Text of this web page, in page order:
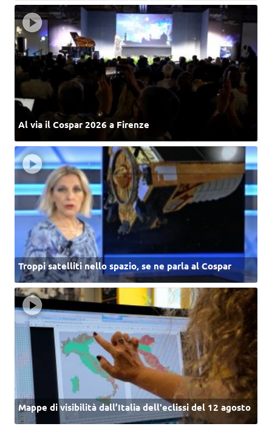
Al via il Cospar 2026 a Firenze
Troppi satelliti nello spazio, se ne parla al Cospar
Mappe di visibilità dall’Italia dell'eclissi del 12 agosto